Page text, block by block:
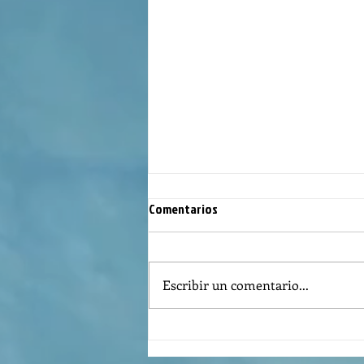
Comentarios
Escribir un comentario...